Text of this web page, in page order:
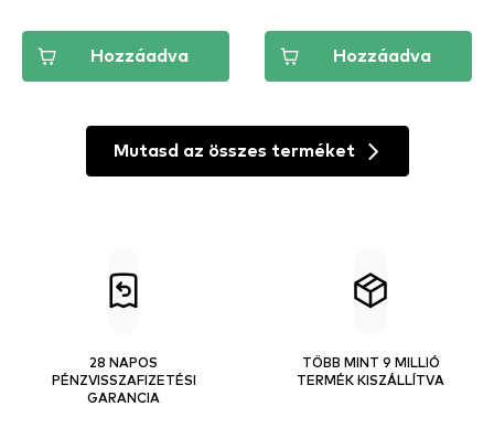
Hozzáadva Hozzáadva
Mutasd az összes terméket
28 NAPOS
PÉNZVISSZAFIZETÉSI
GARANCIA
TÖBB MINT 9 MILLIÓ
TERMÉK KISZÁLLÍTVA